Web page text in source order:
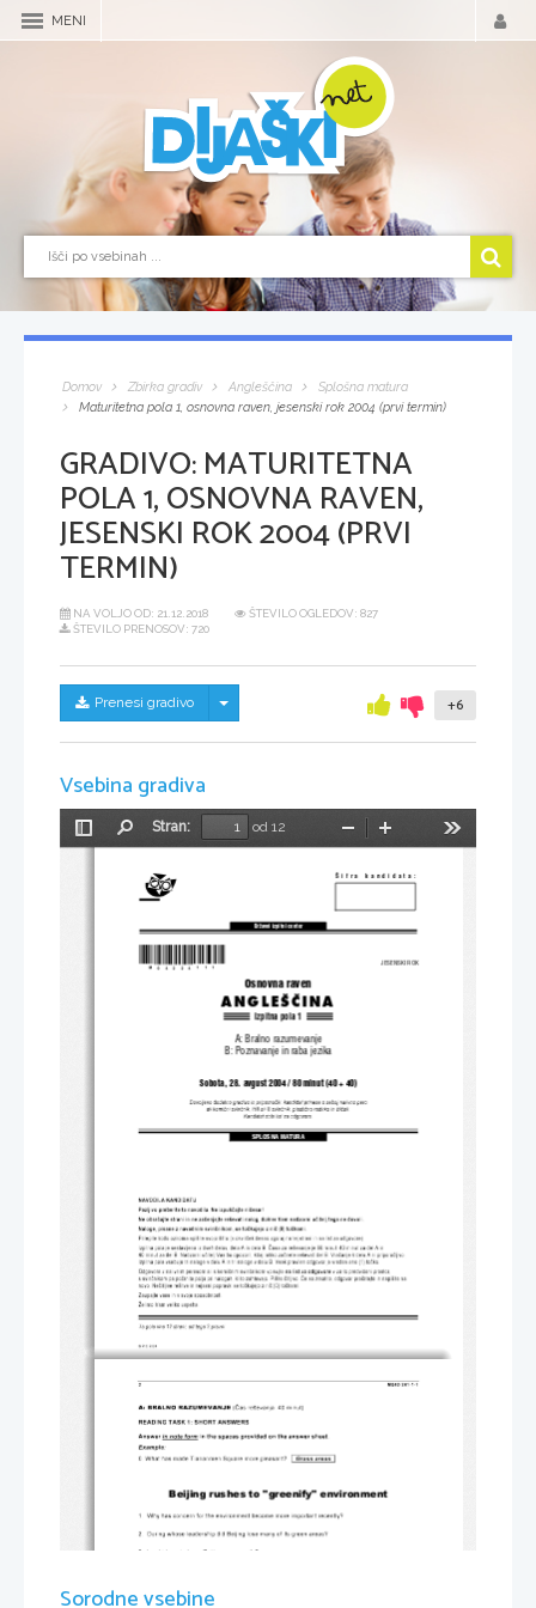
MENI
Domov Zbirka gradiv Angleščina
Splošna matura
Maturitetna pola 1, osnovna raven, jesenski rok 2004 (prvi termin)
GRADIVO:MATURITETNA
POLA 1, OSNOVNA RAVEN,
JESENSKI ROK 2004 (PRVI
TERMIN)
NA VOLJO OD: 21.12.2018
ŠTEVILO OGLEDOV: 827
ŠTEVILO PRENOSOV: 720
Prenesi gradivo Skrij/prikaži meni +6
Vsebina gradiva
Preklopi
Stran:
od 12
Pomanjšaj
[ifra  kandidata:
© RI C  20 0 4
Dr`avni izpitni center
JESENSKI ROK
Osnovna raven
ANGLE[^INA
Izpitna pola 1
A: Bralno razumevanje
B: Poznavanje in raba jezika
Sobota, 28. avgust 2004 / 80 minut (40 + 40)
Dovoljeno dodatno gradivo in prip omočki: kandidat prinese s sebo j  nalivno pero
ali kemični sv inčnik, H B ali  B sv in čnik, plastično radirko in  šilček.
Kandidat dobi li st za odgovore.
SPLOŠNA MATURA
NAVO DILA KA NDID ATU
Pazljivo preberite ta navodila. Ne izpuščajte ničesar!
Ne obračajte strani in ne začenjajte reševati nalog, dokler Vam nadzorni učitelj tega ne dovoli.
Naloge, pisane z navadnim svinčnikom, se točkujejo z nič (0) točkami.
Prilepite kodo oziroma vp išite svo jo šifro (v okvirček desno zgoraj n a tej strani in na list za odgov ore).
Izpitna pola je sestav ljena iz dveh  delov, dela A in de la B. Ča sa za  reševanje je 80 minut: 40 minut z a del A in
40 minut za del B. Nad zorni učitel j Vas bo opozoril, kda j lahko začn ete reševati del B.  Vračanje k del u A ni priporočljivo.
Izpitna pola vsebuje tri naloge  v d elu A in tri naloge v de lu B.  Vsak  pravilen odgovor je vreden eno (1) točko.
Odgovore z nalivnim peresom ali  s kemičnim svin čnikom vpisu jte na list za odgovore v za to predvideni prostor,
s svinčnikom pa počrnite po lja pri  nalogah, ki to zahtevajo.  Pišite  či tljivo. Če se zmot ite, odgovor prečrtajte in napišite na
novo. Nečitlji ve rešitve in neja sni  popravki se točkujejo z n ič (0) toč kami.
Zaupajte vase in v svoje spo sobn osti.
Želimo Vam veliko u speha.
Ta pola ima 12 strani, od tega 2 prazni.
2 M042-241-1-1
A: BRALNO RAZUMEV ANJE (Čas  rešev anja:  40  minut)
RE A DING T A SK  1: S HOR T  AN SWER S
A n swer in note fo rm in th e spac es p rovided on the answer sheet.
Exampl e:
0. What has made Tianan men Square more ple asant ? Gras s a rea s
Beijing rushes to "greenify" environment
1. Why h as concern for the  en viro nment become more important  recent l y ?
2. Durin g  wh ose l ead ership  di d Be ijin g l ose man y  of its gr een  areas?
3. In  wh ich p erio d  was  Be ijing  a gree n cit y ?
Why is t he  go vernment relu ctant to  increase  th e price  of wat er drastica ll y ?
Sorodne vsebine